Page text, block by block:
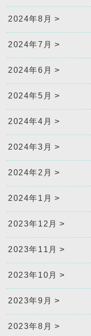
2024年8月
2024年7月
2024年6月
2024年5月
2024年4月
2024年3月
2024年2月
2024年1月
2023年12月
2023年11月
2023年10月
2023年9月
2023年8月